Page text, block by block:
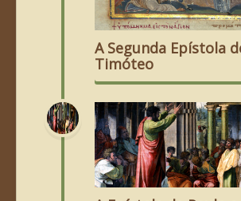
A Segunda Epístola
Timóteo